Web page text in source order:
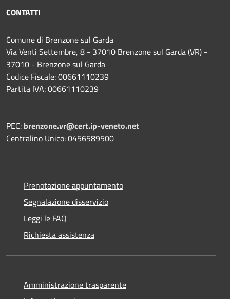
CONTATTI
Comune di Brenzone sul Garda
Via Venti Settembre, 8 - 37010 Brenzone sul Garda (VR) -
37010 - Brenzone sul Garda
Codice Fiscale: 00661110239
Partita IVA: 00661110239
PEC: brenzone.vr@cert.ip-veneto.net
Centralino Unico: 0456589500
Prenotazione appuntamento
Segnalazione disservizio
Leggi le FAQ
Richiesta assistenza
Amministrazione trasparente